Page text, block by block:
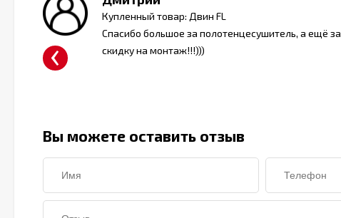
Купленный товар: Двин FL
Спасибо большое за полотенцесушитель, а ещё за
скидку на монтаж!!!)))
‹
Вы можете оставить отзыв